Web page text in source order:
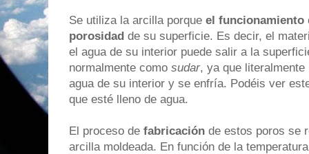
Se utiliza la arcilla porque el funcionamiento
porosidad de su superficie. Es decir, el
el agua de su interior puede salir a la
normalmente como sudar, ya que
agua de su interior y se enfría. Podéis ver
que esté lleno de agua.
El proceso de fabricación de estos poros se
arcilla moldeada. En función de la